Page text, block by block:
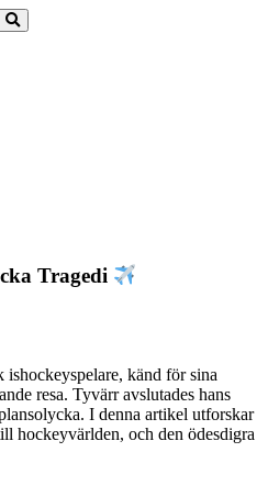
Tragedi
ishockeyspelare, känd för sina
resa. Tyvärr avslutades hans
I denna artikel utforskar
hockeyvärlden, och den ödesdigra